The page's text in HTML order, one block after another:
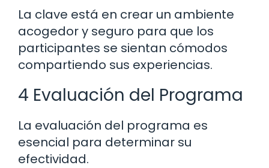
La clave está en crear un ambiente
acogedor y seguro para que los
participantes se sientan cómodos
compartiendo sus experiencias.
4 Evaluación del Programa
La evaluación del programa es
esencial para determinar su
efectividad.